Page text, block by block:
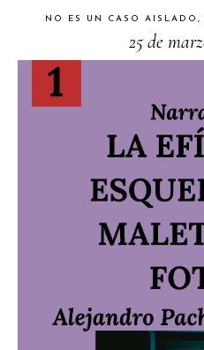
NO ES UN CASO AISLADO,
25 de